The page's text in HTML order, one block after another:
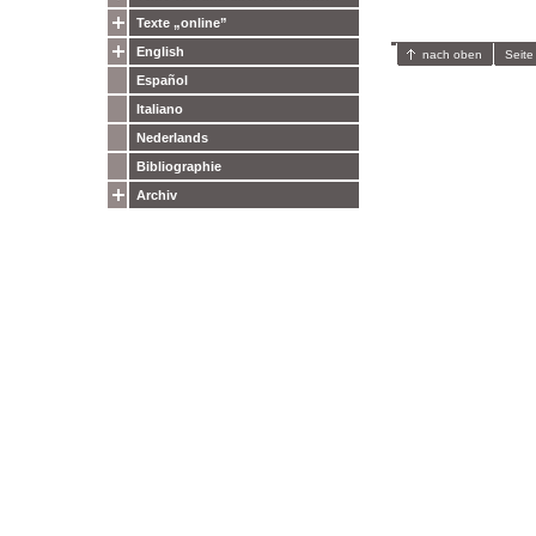
Texte „online”
English
Español
Italiano
Nederlands
Bibliographie
Archiv
nach oben Seite